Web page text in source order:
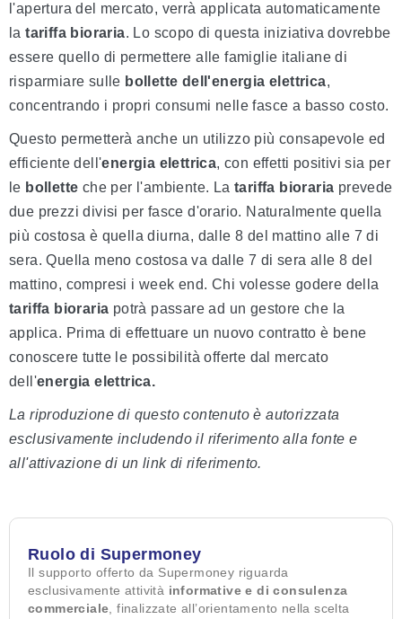
l'apertura del mercato, verrà applicata automaticamente
latariffa bioraria. Lo scopo di questa iniziativa dovrebbe
essere quello di permettere alle famiglie italiane di
risparmiare sulle bollette dell'energia elettrica,
concentrando i propri consumi nelle fasce a basso costo.
Questo permetterà anche un utilizzo più consapevole ed
efficiente dell'energia elettrica, con effetti positivi sia per
le bollette che per l'ambiente. Latariffa bioraria prevede
due prezzi divisi per fasce d'orario. Naturalmente quella
più costosa è quella diurna, dalle 8 del mattino alle 7 di
sera. Quella meno costosa va dalle 7 di sera alle 8 del
mattino, compresi i week end. Chi volesse godere della
tariffa bioraria potrà passare ad un gestore che la
applica. Prima di effettuare un nuovo contratto è bene
conoscere tutte le possibilità offerte dal mercato
dell'energia elettrica.
La riproduzione di questo contenuto è autorizzata
esclusivamente includendo il riferimento alla fonte e
all'attivazione di un link di riferimento.
Ruolo di Supermoney
Il supporto offerto da Supermoney riguarda
esclusivamente attività informative e di consulenza
commerciale , finalizzate all’orientamento nella scelta